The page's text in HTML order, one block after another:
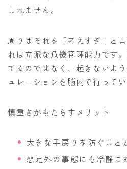
しれません。
周りはそれを「考えすぎ」と
れは立派な危機管理能力です
てるのではなく、起きないよ
ュレーションを脳内で行ってい
慎重さがもたらすメリット
大きな手戻りを防ぐこと
想定外の事態にも冷静に